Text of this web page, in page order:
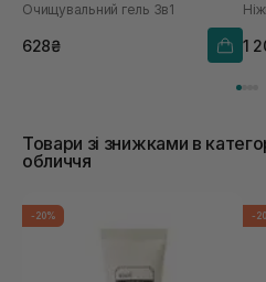
Очищувальний гель 3в1
628₴
мл
1
Товари зі знижками в
обличчя
-20% -